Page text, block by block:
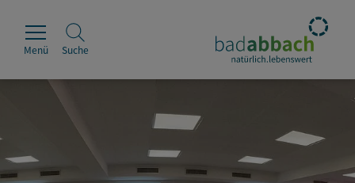
Rathaus
Erleben
Menü Suche